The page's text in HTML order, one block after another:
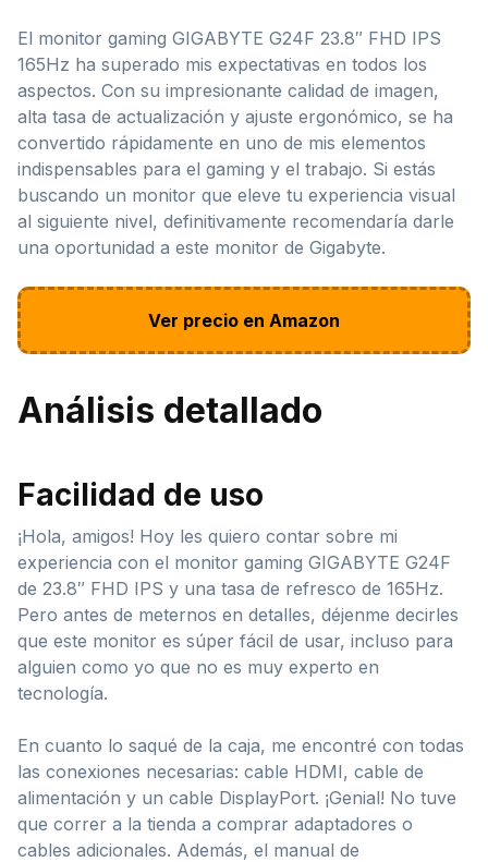
El monitor gaming GIGABYTE G24F 23.8″ FHD IPS
165Hz ha superado mis expectativas en todos los
aspectos. Con su impresionante calidad de imagen,
alta tasa de actualización y ajuste ergonómico, se ha
convertido rápidamente en uno de mis elementos
indispensables para el gaming y el trabajo. Si estás
buscando un monitor que eleve tu experiencia visual
al siguiente nivel, definitivamente recomendaría darle
una oportunidad a este monitor de Gigabyte.
Ver precio en Amazon
Análisis detallado
Facilidad de uso
¡Hola, amigos! Hoy les quiero contar sobre mi
experiencia con el monitor gaming GIGABYTE G24F
de 23.8″ FHD IPS y una tasa de refresco de 165Hz.
Pero antes de meternos en detalles, déjenme decirles
que este monitor es súper fácil de usar, incluso para
alguien como yo que no es muy experto en
tecnología.
En cuanto lo saqué de la caja, me encontré con todas
las conexiones necesarias: cable HDMI, cable de
alimentación y un cable DisplayPort. ¡Genial! No tuve
que correr a la tienda a comprar adaptadores o
cables adicionales. Además, el manual de